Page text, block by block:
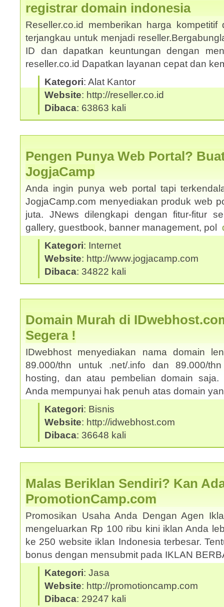
registrar domain indonesia
Reseller.co.id memberikan harga
terjangkau untuk menjadi
ID dan dapatkan keuntungan dengan
reseller.co.id Dapatkan layanan cepat dan
Kategori: Alat Kantor
Website: http://reseller.co.id
Dibaca: 63863 kali
Pengen Punya Web Portal?
JogjaCamp
Anda ingin punya web portal tapi
JogjaCamp.com menyediakan produk web
juta. JNews dilengkapi dengan fitur-fitur
gallery, guestbook, banner management, pol
Kategori: Internet
Website: http://www.jogjacamp.com
Dibaca: 34822 kali
Domain Murah di
Segera !
IDwebhost menyediakan nama domain
89.000/thn untuk .net/.info dan 89.000/
hosting, dan atau pembelian domain saja.
Anda mempunyai hak penuh atas domain
Kategori: Bisnis
Website: http://idwebhost.com
Dibaca: 36648 kali
Malas Beriklan Sendiri? Kan
PromotionCamp.com
Promosikan Usaha Anda Dengan Agen
mengeluarkan Rp 100 ribu kini iklan Anda
ke 250 website iklan Indonesia terbesar.
bonus dengan mensubmit pada IKLAN
Kategori: Jasa
Website: http://promotioncamp.com
Dibaca: 29247 kali